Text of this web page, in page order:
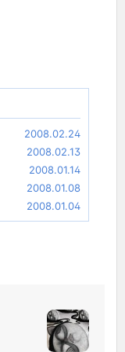
2008.02.24
2008.02.13
2008.01.14
2008.01.08
2008.01.04